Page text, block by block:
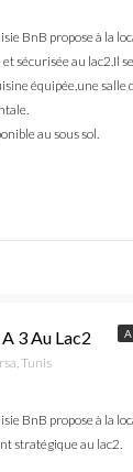
BnB propose à la
sécurisée au lac2.Il
équipée,une salle
au sous sol.
A
3 Au Lac2
Tunis
BnB propose à la
stratégique au lac2.